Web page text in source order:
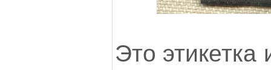
Это этикетка